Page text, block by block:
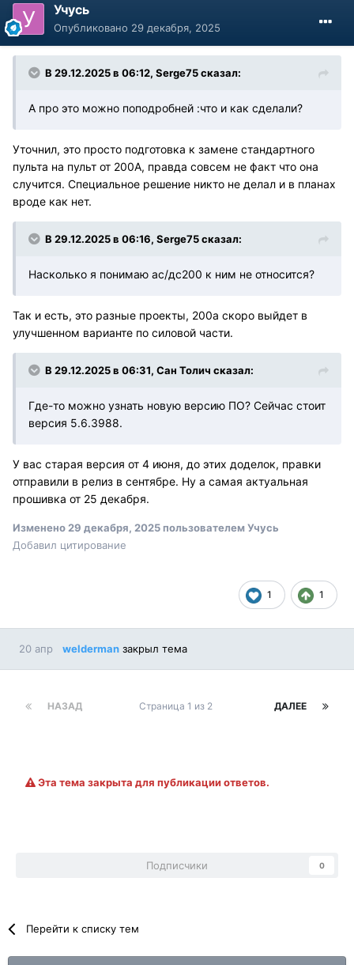
Учусь
Опубликовано 29 декабря, 2025
В 29.12.2025 в 06:12, Serge75сказал:
А про это можно поподробней :что и как сделали?
Уточнил, это просто подготовка к замене стандартного
пульта на пульт от 200А, правда совсем не факт что она
случится. Специальное решение никто не делал и в планах
вроде как нет.
В 29.12.2025 в 06:16, Serge75сказал:
Насколько я понимаю ас/дс200 к ним не относится?
Так и есть, это разные проекты, 200а скоро выйдет в
улучшенном варианте по силовой части.
В 29.12.2025 в 06:31, Сан Толич сказал:
Где-то можно узнать новую версию ПО? Сейчас стоит
версия 5.6.3988.
У вас старая версия от 4 июня, до этих доделок, правки
отправили в релиз в сентябре. Ну а самая актуальная
прошивка от 25 декабря.
Изменено 29 декабря, 2025пользователем Учусь
Добавил цитирование
1 1
20 апр welderman закрыл тема
НАЗАД ДАЛЕЕ
Страница 1 из 2
Эта тема закрыта для публикации ответов.
Подписчики 0
Перейти к списку тем